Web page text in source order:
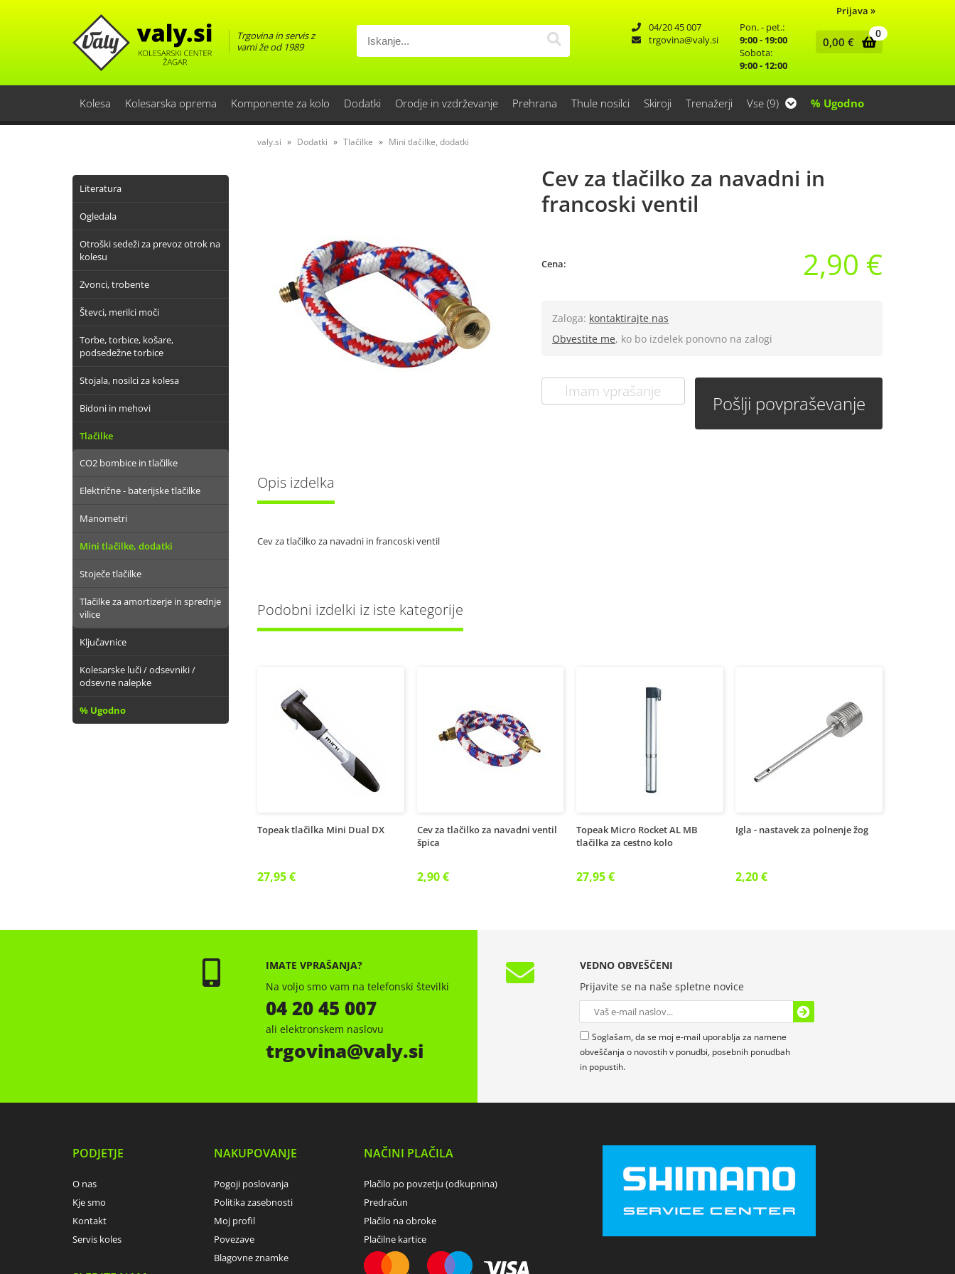
Prijava »
Trgovina in servis z
vami že od 1989
04/20 45 007
trgovina
valy.si
Pon. - pet.:
9:00 - 19:00
Sobota:
9:00 - 12:00
0
0,00 €
Kolesa Kolesarska oprema Komponente za kolo Dodatki Orodje in vzdrževanje Prehrana Thule nosilci Skiroji Trenažerji Vse (9) % Ugodno
Literatura
Ogledala
Otroški sedeži za prevoz otrok na
kolesu
Zvonci, trobente
Števci, merilci moči
Torbe, torbice, košare,
podsedežne torbice
Stojala, nosilci za kolesa
Bidoni in mehovi
Tlačilke
CO2 bombice in tlačilke
Električne - baterijske tlačilke
Manometri
Mini tlačilke, dodatki
Stoječe tlačilke
Tlačilke za amortizerje in sprednje
vilice
Ključavnice
Kolesarske luči / odsevniki /
odsevne nalepke
% Ugodno
valy.si Dodatki Tlačilke Mini tlačilke, dodatki
Cev za tlačilko za navadni in
francoski ventil
Cena: 2,90 €
Zaloga: kontaktirajte nas
Obvestite me, ko bo izdelek ponovno na zalogi
Imam vprašanje
Pošlji povpraševanje
Opis izdelka
Cev za tlačilko za navadni in francoski ventil
Podobni izdelki iz iste kategorije
Topeak tlačilka Mini Dual DX
27,95 €
Cev za tlačilko za navadni ventil
špica
2,90 €
Topeak Micro Rocket AL MB
tlačilka za cestno kolo
27,95 €
Igla - nastavek za polnenje žog
2,20 €
IMATE VPRAŠANJA?
Na voljo smo vam na telefonski številki
04 20 45 007
ali elektronskem naslovu
trgovina valy.si
VEDNO OBVEŠČENI
Prijavite se na naše spletne novice
Soglašam, da se moj e-mail uporablja za namene
obveščanja o novostih v ponudbi, posebnih ponudbah
in popustih.
PODJETJE
O nas
Kje smo
Kontakt
Servis koles
NAKUPOVANJE
Pogoji poslovanja
Politika zasebnosti
Moj profil
Povezave
Blagovne znamke
NAČINI PLAČILA
Plačilo po povzetju (odkupnina)
Predračun
Plačilo na obroke
Plačilne kartice